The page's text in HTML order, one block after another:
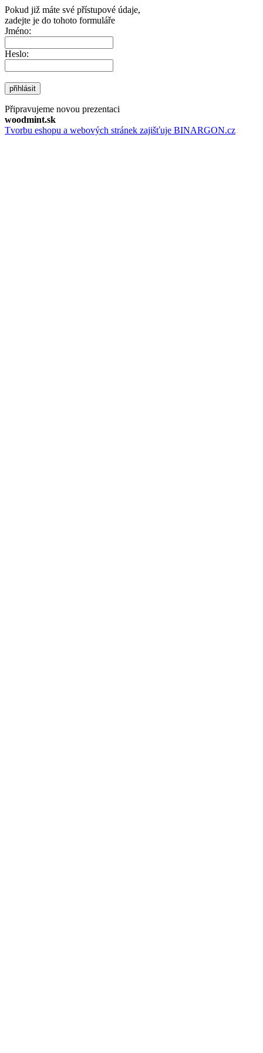
Pokud již máte své přístupové údaje,
zadejte je do tohoto formuláře
Jméno:
Heslo:
přihlásit
Připravujeme novou prezentaci
woodmint.sk
Tvorbu eshopu a webových stránek zajišťuje BINARGON.cz